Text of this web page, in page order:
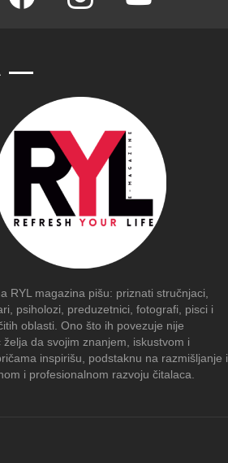
RYL magazina pišu: priznati stručnjaci,
psiholozi, preduzetnici, fotografi, pisci i
oblasti. Ono što ih povezuje nije
želja da svojim znanjem, iskustvom i
inspirišu, podstaknu na razmišljanje i
i profesionalnom razvoju čitalaca.